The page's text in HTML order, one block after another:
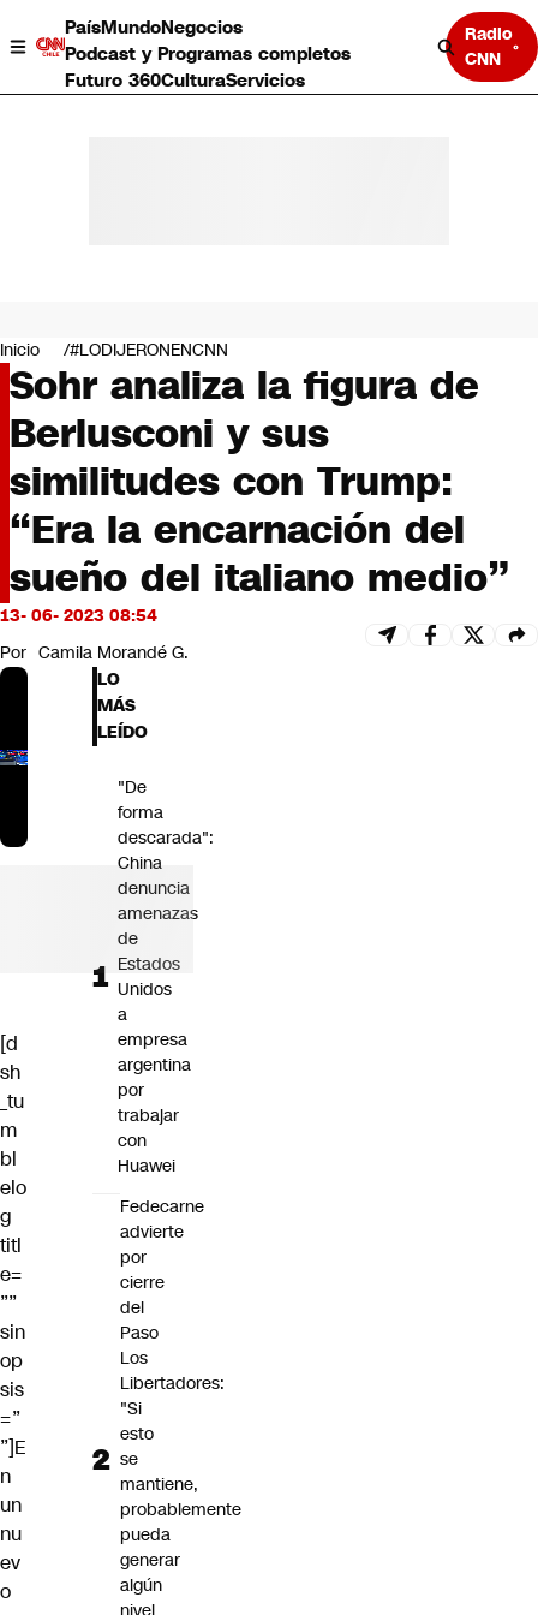
PaísMundoNegocios
Podcast y Programas completos
Futuro 360CulturaServicios
Radio
CNN
Negocios
Deportes
Programas completos
Cultura
Servicios
Bits
CNN tiempo
Futuro 360
Opinión
Inicio #LODIJERONENCNN
Sohr analiza la figura de
Berlusconi y sus
similitudes con Trump:
“Era la encarnación del
sueño del italiano medio”
13- 06- 2023 08:54
Por Camila Morandé G.
[d
sh
_tu
m
bl
elo
g
titl
e=
””
sin
op
sis
=”
”]E
n
un
nu
ev
o
LO
MÁS
LEÍDO
"De
forma
descarada":
China
denuncia
amenazas
de
Estados
Unidos
a
empresa
argentina
por
trabajar
con
Huawei
Fedecarne
advierte
por
cierre
del
Paso
Los
Libertadores:
"Si
esto
se
mantiene,
probablemente
pueda
generar
algún
nivel